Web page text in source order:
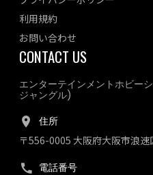
利用規約
お問い合わせ
CONTACT US
エンターテインメントホビ
ジャングル)
住所
〒556-0005 大阪府大阪市浪
電話番号